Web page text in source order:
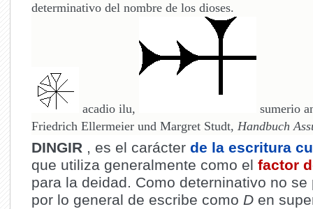
determinativo del nombre de los dioses.
acadio ilu,
sumerio
Friedrich Ellermeier und Margret Studt, Handbuch
DINGIR , es el carácter de la escritura
que utiliza generalmente como el factor
para la deidad. Como deterninativo no se
por lo general de escribe como Den